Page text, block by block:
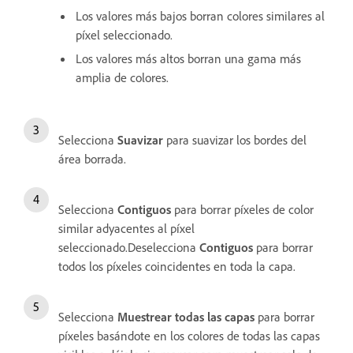
Los valores más bajos borran colores similares al
píxel seleccionado.
Los valores más altos borran una gama más
amplia de colores.
Selecciona Suavizar para suavizar los bordes del
área borrada.
Selecciona Contiguos para borrar píxeles de color
similar adyacentes al píxel
seleccionado.Deselecciona Contiguos para borrar
todos los píxeles coincidentes en toda la capa.
Selecciona Muestrear todas las capas para borrar
píxeles basándote en los colores de todas las capas